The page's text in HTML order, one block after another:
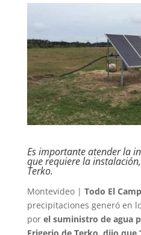
Es importante atender la
que requiere la
Terko.
Montevideo | Todo El
precipitaciones generó en
por el suministro de agua
Frigerio de Terko, dijo que